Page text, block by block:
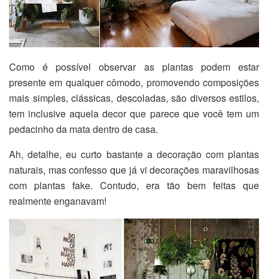
Como é possível observar as plantas podem estar
presente em qualquer cômodo, promovendo composições
mais simples, clássicas, descoladas, são diversos estilos,
tem inclusive aquela decor que parece que você tem um
pedacinho da mata dentro de casa.
Ah, detalhe, eu curto bastante a decoração com plantas
naturais, mas confesso que já vi decorações maravilhosas
com plantas fake. Contudo, era tão bem feitas que
realmente enganavam!